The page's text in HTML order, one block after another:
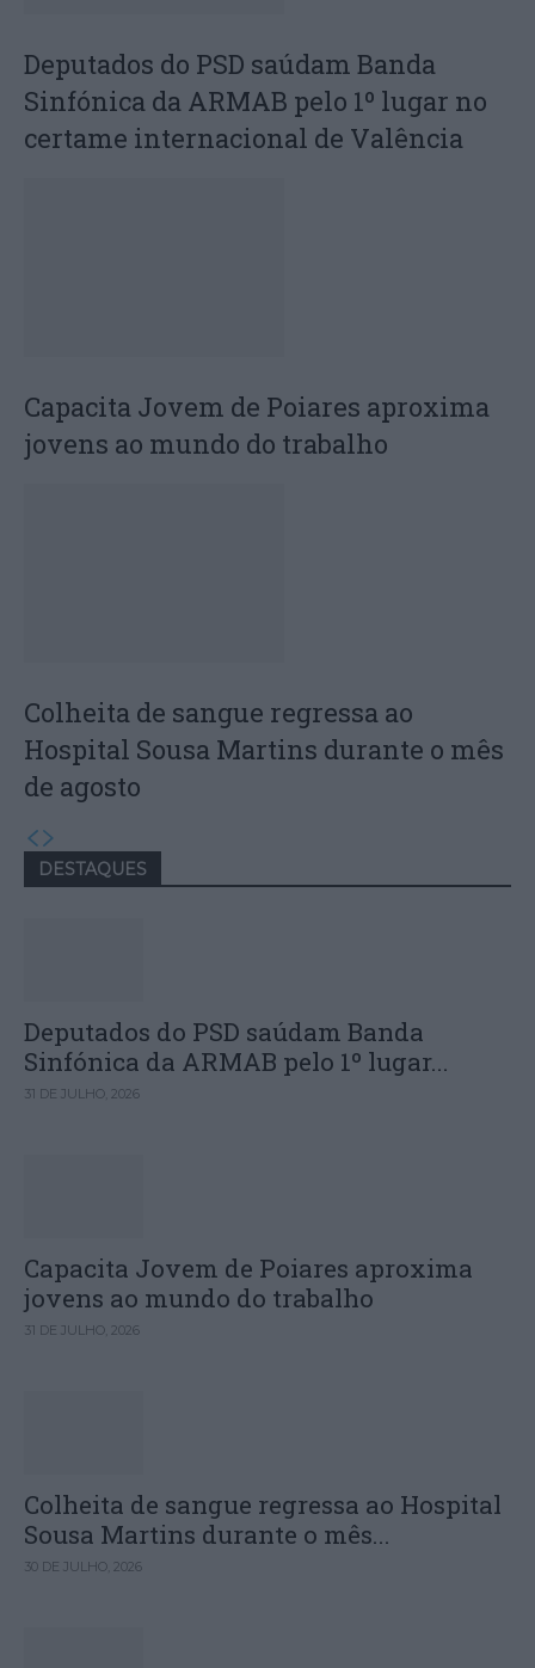
Deputados do PSD saúdam Banda
Sinfónica da ARMAB pelo 1º lugar no
certame internacional de Valência
Capacita Jovem de Poiares aproxima
jovens ao mundo do trabalho
Colheita de sangue regressa ao
Hospital Sousa Martins durante o mês
de agosto
DESTAQUES
Deputados do PSD saúdam Banda
Sinfónica da ARMAB pelo 1º lugar...
31 DE JULHO, 2026
Capacita Jovem de Poiares aproxima
jovens ao mundo do trabalho
31 DE JULHO, 2026
Colheita de sangue regressa ao Hospital
Sousa Martins durante o mês...
30 DE JULHO, 2026